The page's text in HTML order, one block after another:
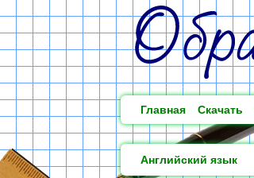
Главная Скачать
Английский язык